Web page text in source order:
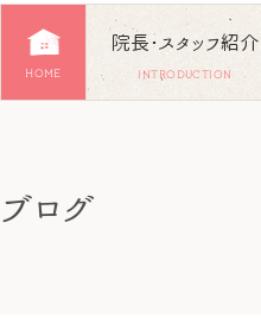
HOME
院長･スタッフ紹介
INTRODUCTION
ブログ